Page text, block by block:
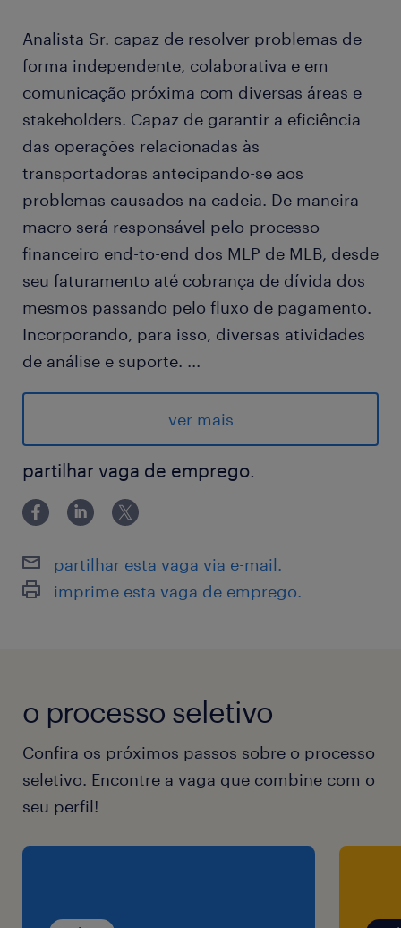
Analista Sr. capaz de resolver problemas de
forma independente, colaborativa e em
comunicação próxima com diversas áreas e
stakeholders. Capaz de garantir a eficiência
das operações relacionadas às
transportadoras antecipando-se aos
problemas causados na cadeia. De maneira
macro será responsável pelo processo
financeiro end-to-end dos MLP de MLB, desde
seu faturamento até cobrança de dívida dos
mesmos passando pelo fluxo de pagamento.
Incorporando, para isso, diversas atividades
de análise e suporte. ...
Responsabilidades e Atribuições:
Realizar análises de gestão de passivos MLP,
acompanhando pendências financeiras das
transportadoras junto às locadoras e
realizando cobranças para regularização de
Acompanhar o fluxo de pagamentos das
Acompanhar o uso dos fluxos de tickets
volumetria por categoria gerando ações para
sanar as dores dos MLPs.
Identificar junto a SRM Regional as
ver mais
partilhar vaga de emprego.
partilhar esta vaga via e-mail.
imprime esta vaga de emprego.
o processo seletivo
Confira os próximos passos sobre o processo
seletivo. Encontre a vaga que combine com o
seu perfil!